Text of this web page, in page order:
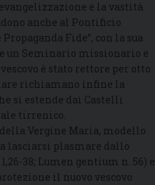
e la vastità
anche al Pontificio
Fide”, con la sua
un Seminario missionario e
è stato rettore per otto
richiamano infine la
si estende dai Castelli
tirrenico.
Vergine Maria, modello
lasciarsi plasmare dallo
38; Lumen gentium n. 56) e
il nuovo vescovo